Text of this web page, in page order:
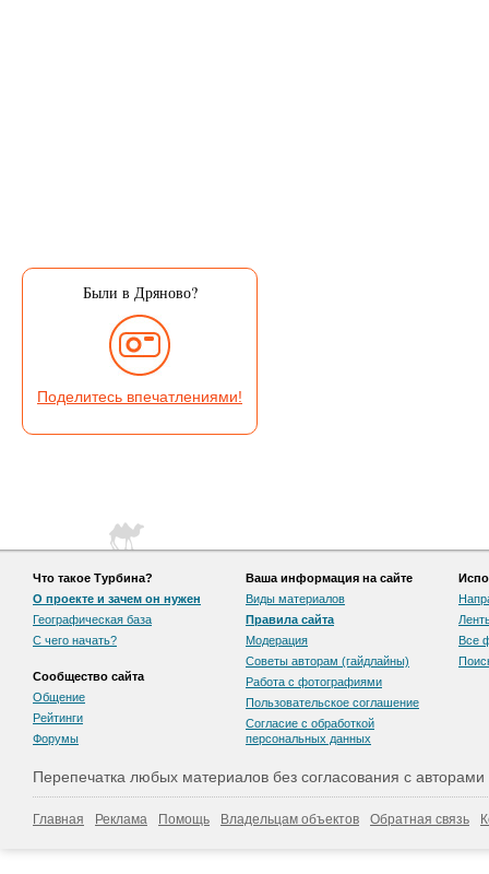
Были в Дряново?
Поделитесь впечатлениями!
Что такое Турбина?
О проекте и зачем он нужен
Географическая база
С чего начать?
Сообщество сайта
Общение
Рейтинги
Форумы
Ваша информация на сайте
Виды материалов
Правила сайта
Модерация
Советы авторам (гайдлайны)
Работа с фотографиями
Пользовательскоe соглашение
Согласие с обработкой
персональных данных
Все
Перепечатка любых материалов без согласования с
Главная Реклама Помощь Владельцам объектов Обратная связь